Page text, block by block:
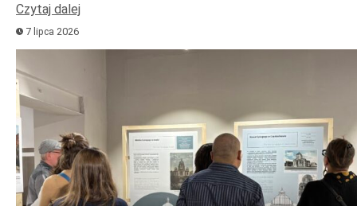
Czytaj dalej
7 lipca 2026
Odtwarzacz
plików
dźwiękowych